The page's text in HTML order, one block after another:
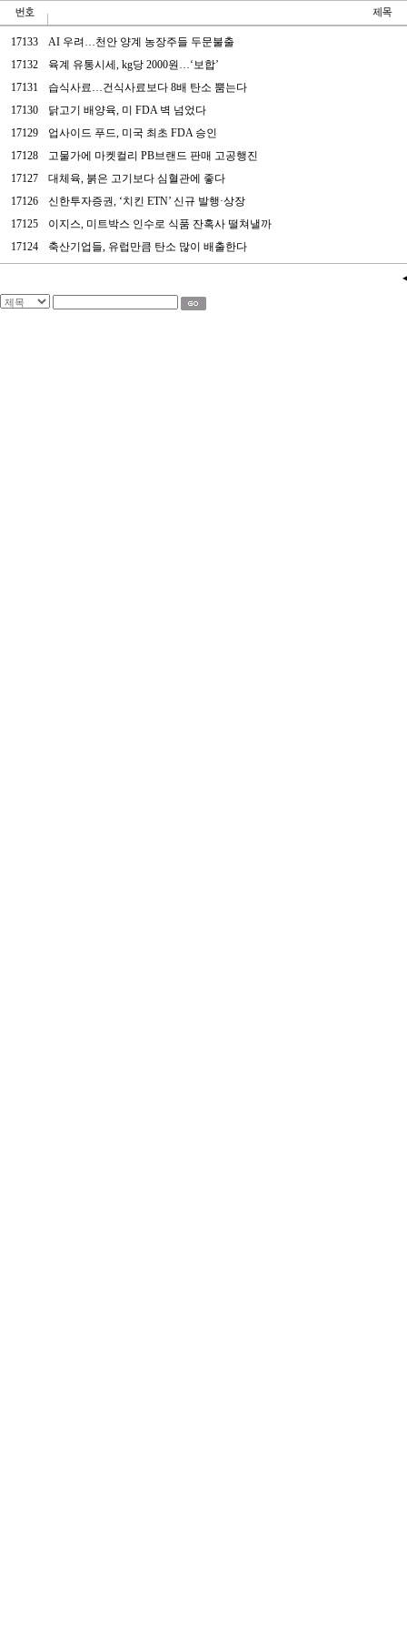
17133
AI 우려…천안 양계 농장주들 두문불출
17132
육계 유통시세, kg당 2000원…‘보합’
17131
습식사료…건식사료보다 8배 탄소 뿜는다
17130
닭고기 배양육, 미 FDA 벽 넘었다
17129
업사이드 푸드, 미국 최초 FDA 승인
17128
고물가에 마켓컬리 PB브랜드 판매 고공행진
17127
대체육, 붉은 고기보다 심혈관에 좋다
17126
신한투자증권, ‘치킨 ETN’ 신규 발행·상장
17125
이지스, 미트박스 인수로 식품 잔혹사 떨쳐낼까
17124
축산기업들, 유럽만큼 탄소 많이 배출한다